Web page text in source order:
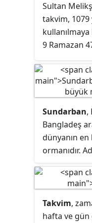
Sultan
takvim, 1079
kullanılmaya
9 Ramazan
başlangıç
Devleti'nin
takvimi
sadece
ekonomik
kullanılmış,
edilmiştir.
Sundarban,
Bangladeş
dünyanın
ormanıdır.
kısmı millî
Takvim,
hafta ve